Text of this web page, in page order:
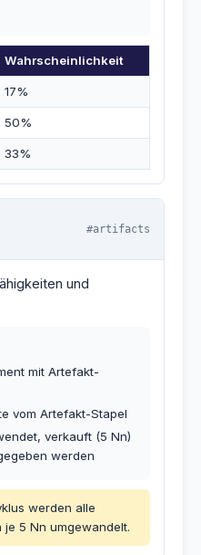
Wahrscheinlichkeit
17%
50%
33%
#artifacts
und
mit Artefakt-
vom Artefakt-Stapel
verkauft (5 Nn)
werden
werden alle
5 Nn umgewandelt.